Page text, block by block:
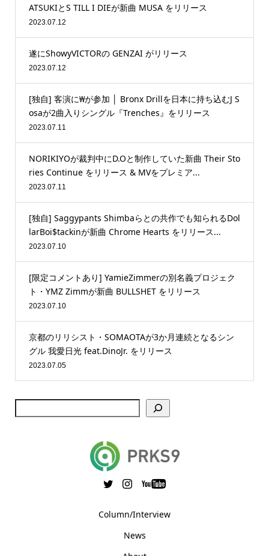
ATSUKIとS TILL I DIEが新曲 MUSA をリリース
2023.07.12
遂にShowyVICTORの GENZAI がリリース
2023.07.12
[独自] 客演に₩が参加 │ Bronx Drillを日本に持ち込むJ S
osaが2曲入りシングル『Trenches』をリリース
2023.07.11
NORIKIYOが裁判中にD.Oと制作していた新曲 Their Sto
ries Continue をリリース & MVをプレミア...
2023.07.11
[独自] Saggypants Shimbaらとの共作でも知られるDol
larBoi$tackinが新曲 Chrome Hearts をリリース...
2023.07.10
[限定コメントあり] YamieZimmerの別名義プロジェク
ト・YMZ Zimmが新曲 BULLSHET をリリース
2023.07.10
京都のリリシスト・SOMAOTAが3か月連続となるシン
グル 我愛日光 feat.DinoJr. をリリース
2023.07.05
Column/Interview
News